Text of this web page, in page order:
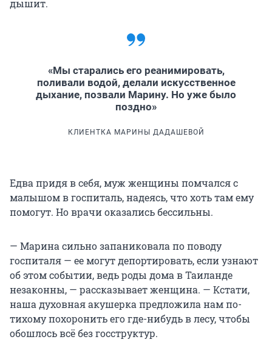
дышит.
«Мы старались его реанимировать,
поливали водой, делали искусственное
дыхание, позвали Марину. Но уже было
поздно»
КЛИЕНТКА МАРИНЫ ДАДАШЕВОЙ
Едва придя в себя, муж женщины помчался с
малышом в госпиталь, надеясь, что хоть там ему
помогут. Но врачи оказались бессильны.
— Марина сильно запаниковала по поводу
госпиталя — ее могут депортировать, если узнают
об этом событии, ведь роды дома в Таиланде
незаконны, — рассказывает женщина. — Кстати,
наша духовная акушерка предложила нам по-
тихому похоронить его где-нибудь в лесу, чтобы
обошлось всё без госструктур.